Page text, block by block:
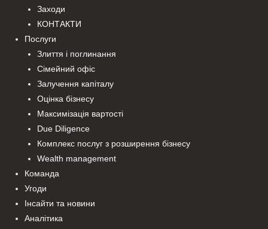
Заходи
КОНТАКТИ
Послуги
Злиття і поглинання
Сімейний офіс
Залучення капіталу
Оцінка бізнесу
Максимізація вартості
Due Diligence
Комплекс послуг з розширення бізнесу
Wealth management
Команда
Угоди
Інсайти та новини
Аналітика